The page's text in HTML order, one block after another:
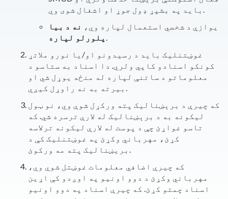
باید په بشپړ ډول جوړ او اشغال شوی وي.
یوازې د شخصي استعمال لپاره وي، نه د بیا
پلورلو لپاره .
غوښتنلیک باید د رسیدونو او/یا نورو ملاتړ
کونکو اسنادو کاپي ولري. دا اسناد به ستاسو د
معلوماتو د ساتنې لپاره له منځه یوړل شي او
بیرته به نه راوړل کیږي.
که چیرې د برېښنالیک پته ورکړل شوې وي، نو ټول
لیکونه به د برېښنالیک له لارې ترسره شي. که
تاسو غواړئ چې د پوست له لارې لیکونه ترلاسه
کړئ، مهرباني وکړئ په غوښتنلیک کې د
بریښنالیک پته مه ورکوئ.
که چیرې اضافي معلومات غوښتل شوي وي،
مهرباني وکړئ د دوو اونیو په اوږدو کې اړین
اسناد چمتو کړئ. که چیرې اسناد په دوو اونیو